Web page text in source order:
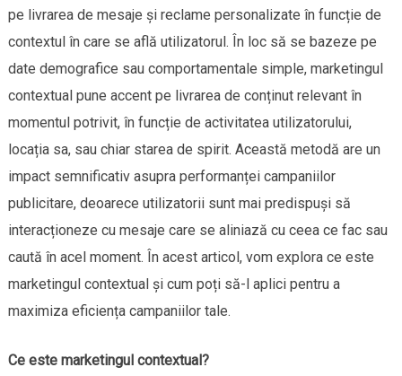
pe livrarea de mesaje și reclame personalizate în funcție de
contextul în care se află utilizatorul. În loc să se bazeze pe
date demografice sau comportamentale simple, marketingul
contextual pune accent pe livrarea de conținut relevant în
momentul potrivit, în funcție de activitatea utilizatorului,
locația sa, sau chiar starea de spirit. Această metodă are un
impact semnificativ asupra performanței campaniilor
publicitare, deoarece utilizatorii sunt mai predispuși să
interacționeze cu mesaje care se aliniază cu ceea ce fac sau
caută în acel moment. În acest articol, vom explora ce este
marketingul contextual și cum poți să-l aplici pentru a
maximiza eficiența campaniilor tale.
Ce este marketingul contextual?